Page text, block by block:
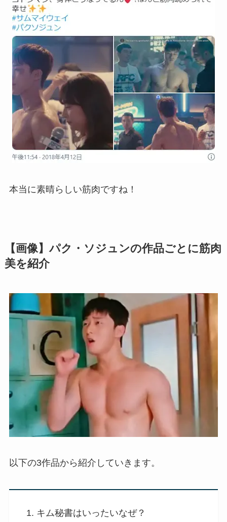
本当に素晴らしい筋肉ですね！
【画像】パク・ソジュンの作品ごとに筋肉
美を紹介
以下の3作品から紹介していきます。
キム秘書はいったいなぜ？